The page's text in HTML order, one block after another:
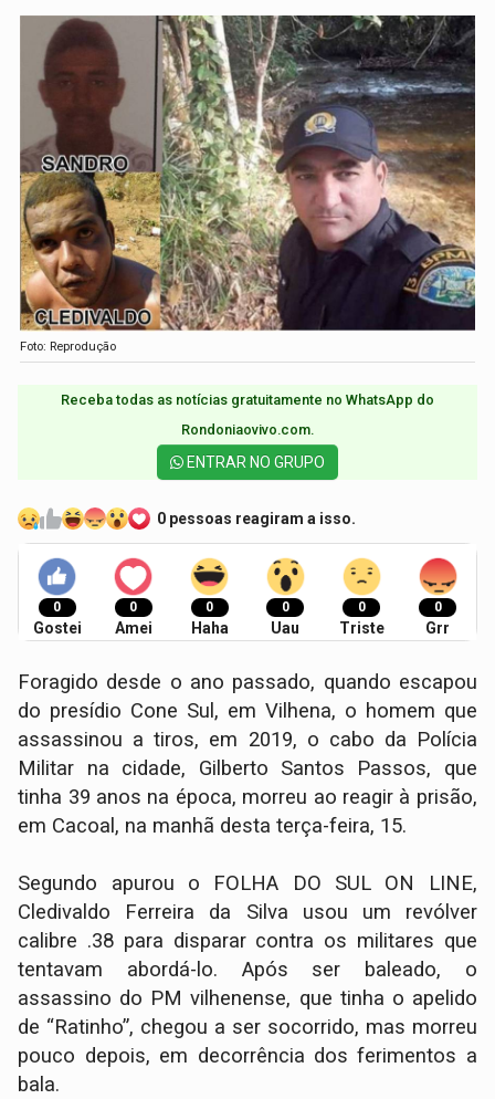
Foto: Reprodução
Receba todas as notícias gratuitamente no WhatsApp do
Rondoniaovivo.com.​
ENTRAR NO GRUPO
0 pessoas reagiram a isso.
0
Gostei
0
Amei
0
Haha
0
Uau
0
Triste
0
Grr
Foragido desde o ano passado, quando escapou
do presídio Cone Sul, em Vilhena, o homem que
assassinou a tiros, em 2019, o cabo da Polícia
Militar na cidade, Gilberto Santos Passos, que
tinha 39 anos na época, morreu ao reagir à prisão,
em Cacoal, na manhã desta terça-feira, 15.
Segundo apurou o FOLHA DO SUL ON LINE,
Cledivaldo Ferreira da Silva usou um revólver
calibre .38 para disparar contra os militares que
tentavam abordá-lo. Após ser baleado, o
assassino do PM vilhenense, que tinha o apelido
de “Ratinho”, chegou a ser socorrido, mas morreu
pouco depois, em decorrência dos ferimentos a
bala.